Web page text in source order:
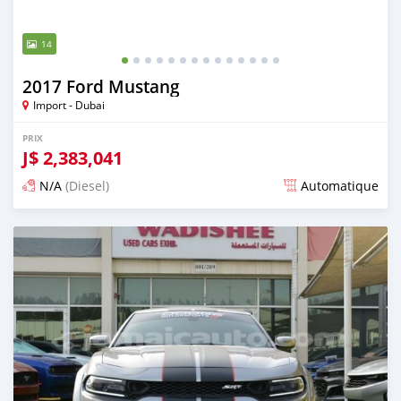
14
2017 Ford Mustang
Import - Dubai
PRIX
J$2,383,041
N/A (Diesel) Automatique
Publié il y a presque 6 ans